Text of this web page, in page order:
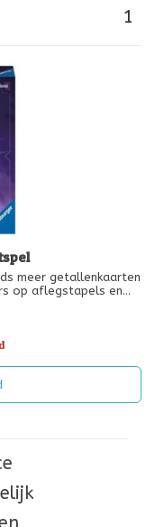
1
meer getallenkaarten
op aflegstapels en